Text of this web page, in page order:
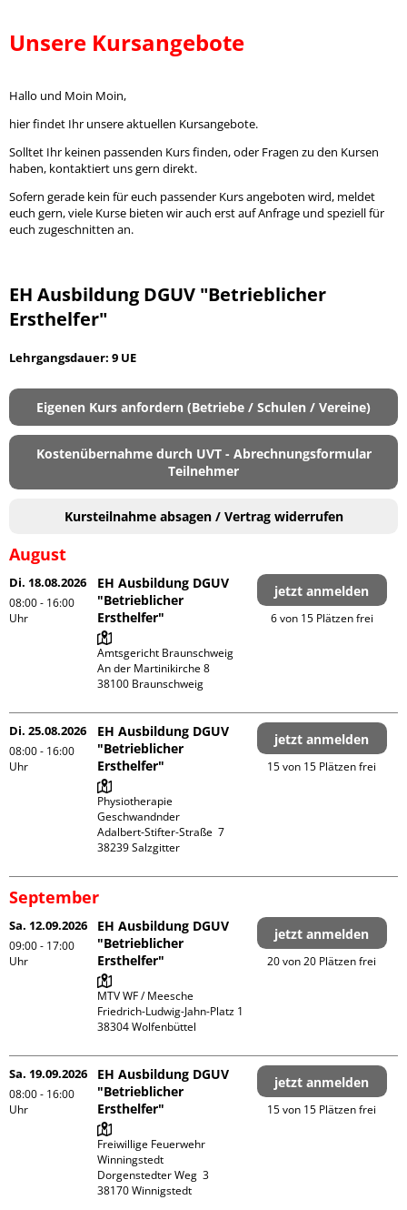
Unsere Kursangebote
Hallo und Moin Moin,
hier findet Ihr unsere aktuellen Kursangebote.
Solltet Ihr keinen passenden Kurs finden, oder Fragen zu den Kursen
haben, kontaktiert uns gern direkt.
Sofern gerade kein für euch passender Kurs angeboten wird, meldet
euch gern, viele Kurse bieten wir auch erst auf Anfrage und speziell für
euch zugeschnitten an.
EH Ausbildung DGUV "Betrieblicher
Ersthelfer"
Lehrgangsdauer: 9 UE
Eigenen Kurs anfordern (Betriebe / Schulen / Vereine)
Kostenübernahme durch UVT - Abrechnungsformular
Teilnehmer
Kursteilnahme absagen / Vertrag widerrufen
August
Di. 18.08.2026
08:00 - 16:00
Uhr
EH Ausbildung DGUV
"Betrieblicher
Ersthelfer"
Amtsgericht Braunschweig
An der Martinikirche 8
jetzt anmelden
6 von 15 Plätzen frei
Di. 25.08.2026
08:00 - 16:00
Uhr
EH Ausbildung DGUV
"Betrieblicher
Ersthelfer"
Physiotherapie
Geschwandnder
Adalbert-Stifter-Straße  7
jetzt anmelden
15 von 15 Plätzen frei
September
Sa. 12.09.2026
09:00 - 17:00
Uhr
EH Ausbildung DGUV
"Betrieblicher
Ersthelfer"
MTV WF / Meesche
Friedrich-Ludwig-Jahn-Platz 1
jetzt anmelden
20 von 20 Plätzen frei
Sa. 19.09.2026
08:00 - 16:00
Uhr
EH Ausbildung DGUV
"Betrieblicher
Ersthelfer"
Freiwillige Feuerwehr
Winningstedt
Dorgenstedter Weg  3
jetzt anmelden
15 von 15 Plätzen frei